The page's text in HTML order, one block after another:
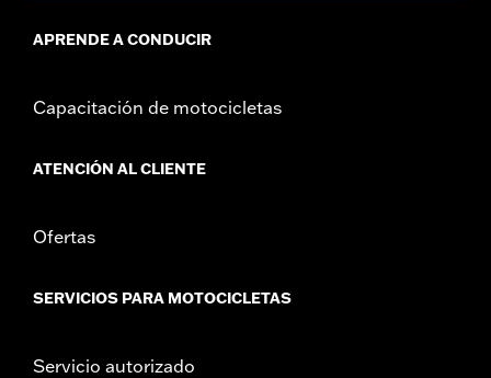
APRENDE A CONDUCIR
Capacitación de motocicletas
ATENCIÓN AL CLIENTE
Ofertas
SERVICIOS PARA MOTOCICLETAS
Servicio autorizado